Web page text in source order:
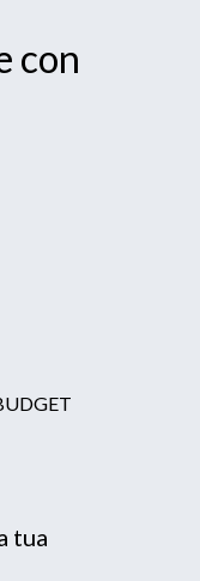
con
tua